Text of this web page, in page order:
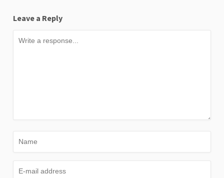
Leave a Reply